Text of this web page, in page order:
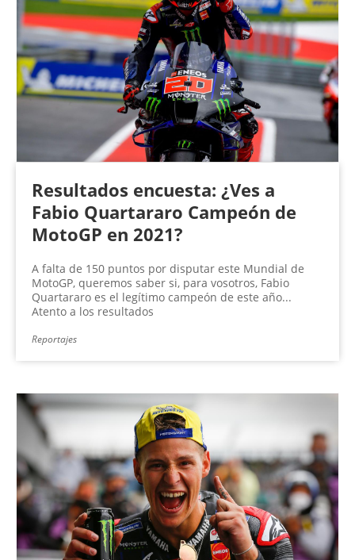
Resultados encuesta: ¿Ves a
Fabio Quartararo Campeón de
MotoGP en 2021?
A falta de 150 puntos por disputar este Mundial de
MotoGP, queremos saber si, para vosotros, Fabio
Quartararo es el legítimo campeón de este año...
Atento a los resultados
Reportajes